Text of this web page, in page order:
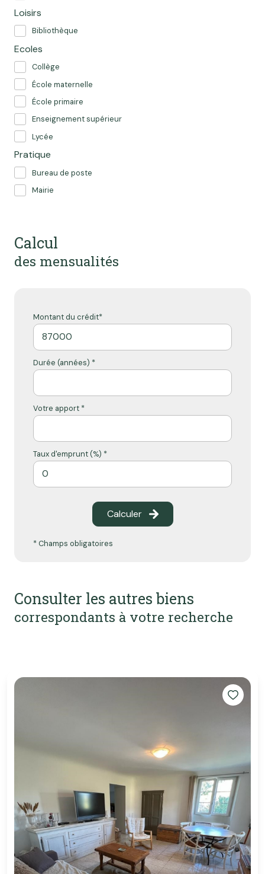
Loisirs
Bibliothèque
Ecoles
Collège
École maternelle
École primaire
Enseignement supérieur
Lycée
Pratique
Bureau de poste
Mairie
Calcul
des mensualités
Montant du crédit*
Durée (années) *
Votre apport *
Taux d'emprunt (%) *
Calculer
* Champs obligatoires
Consulter les autres biens
correspondants à votre recherche